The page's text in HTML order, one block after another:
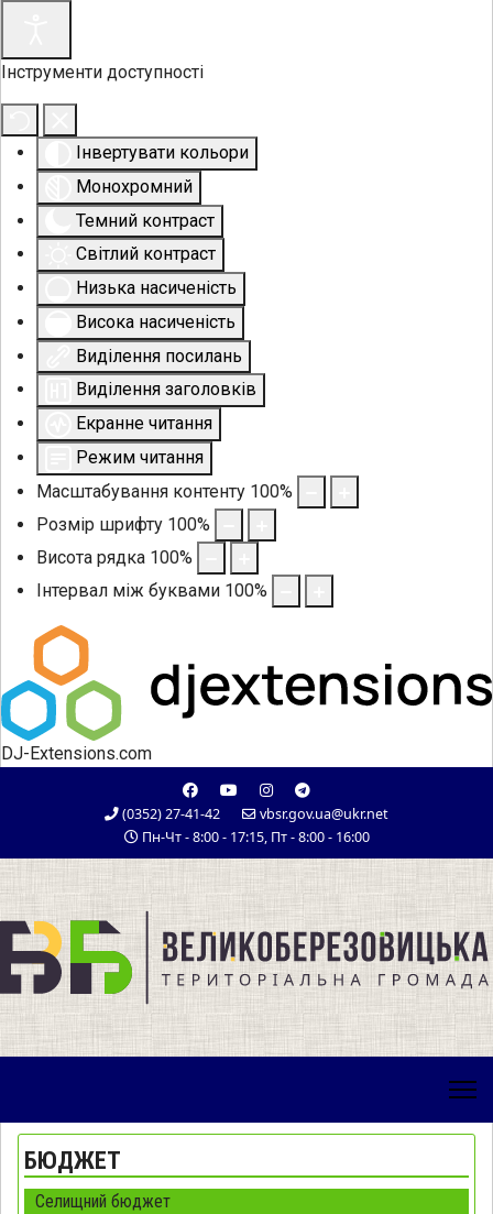
Інструменти доступності
Інвертувати кольори
Монохромний
Темний контраст
Світлий контраст
Низька насиченість
Висока насиченість
Виділення посилань
Виділення заголовків
Екранне читання
Режим читання
Масштабування контенту 100%
Розмір шрифту 100%
Висота рядка 100%
Інтервал між буквами 100%
DJ-Extensions.com
(0352) 27-41-42
vbsr.gov.ua@ukr.net
Пн-Чт - 8:00 - 17:15, Пт - 8:00 - 16:00
БЮДЖЕТ
Селищний бюджет